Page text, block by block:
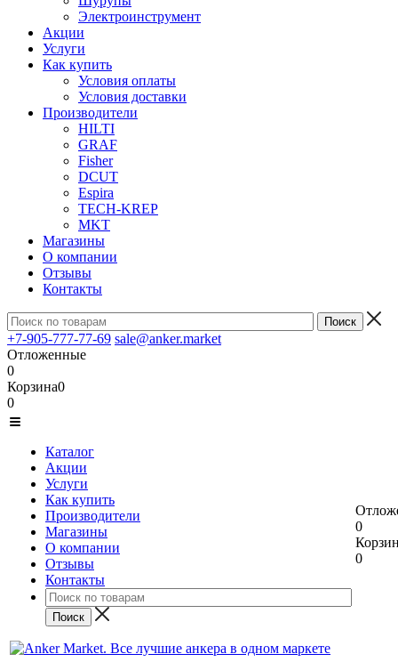
Электроинструмент
Акции
Услуги
Как купить
Условия оплаты
Условия доставки
Производители
HILTI
GRAF
Fisher
DCUT
Espira
TECH-KREP
MKT
Магазины
О компании
Отзывы
Контакты
+7-905-777-77-69 sale@anker.market
Отложенные
0
Корзина0
0
Каталог
Акции
Услуги
Как купить
Производители
Магазины
О компании
Отзывы
Контакты
0
0